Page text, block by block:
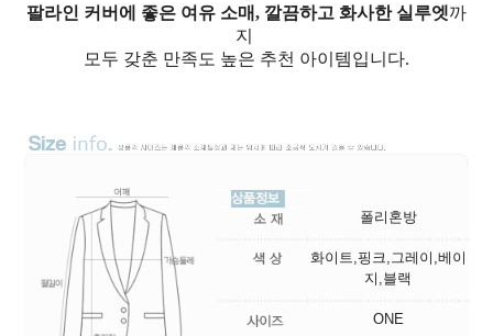
팔라인 커버에 좋은 여유 소매, 깔끔하고 화사한 실루엣까
지
모두 갖춘 만족도 높은 추천 아이템입니다.
폴리혼방
화이트,핑크,그레이,베이
지,블랙
ONE